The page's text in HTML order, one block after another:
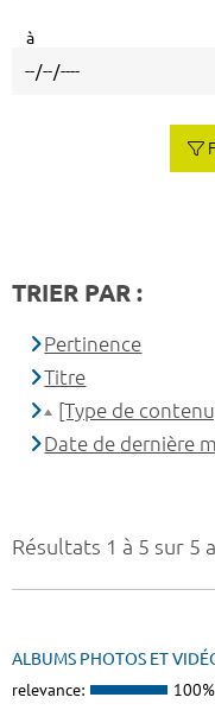
Résultats 1 à 5 sur 5
ALBUMS PHOTOS ET
relevance: 100%
à
TRIER PAR :
Pertinence
Titre
[Type de
Date de dernière